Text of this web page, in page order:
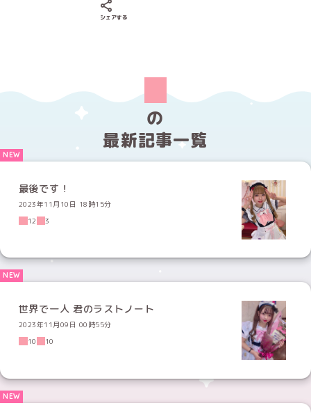
シェアする
の
最新記事一覧
最後です！
2023年11月10日 18時15分
12
3
世界で一人 君のラストノート
2023年11月09日 00時55分
10
10